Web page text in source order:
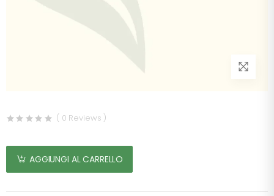
( 0 Reviews )
AGGIUNGI AL CARRELLO